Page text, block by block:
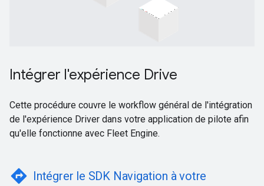
Intégrer l'expérience Drive
Cette procédure couvre le workflow général de l'intégration
de l'expérience Driver dans votre application de pilote afin
qu'elle fonctionne avec Fleet Engine.
directions Intégrer le SDK Navigation à votre